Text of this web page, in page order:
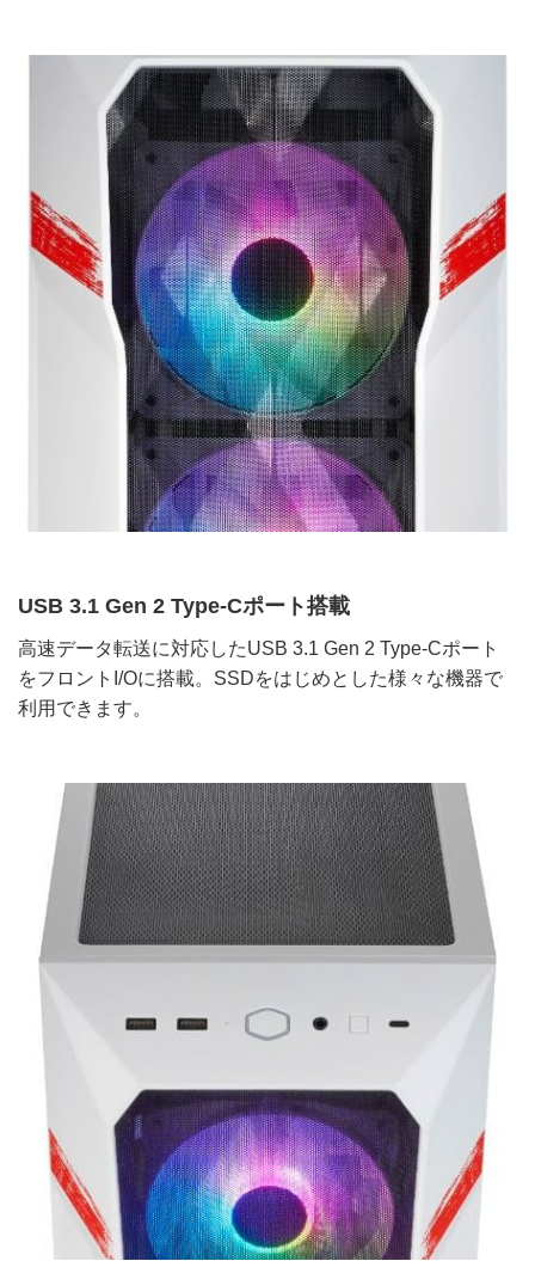
USB 3.1 Gen 2 Type-Cポート搭載
高速データ転送に対応したUSB 3.1 Gen 2 Type-Cポート
をフロントI/Oに搭載。SSDをはじめとした様々な機器で
利用できます。